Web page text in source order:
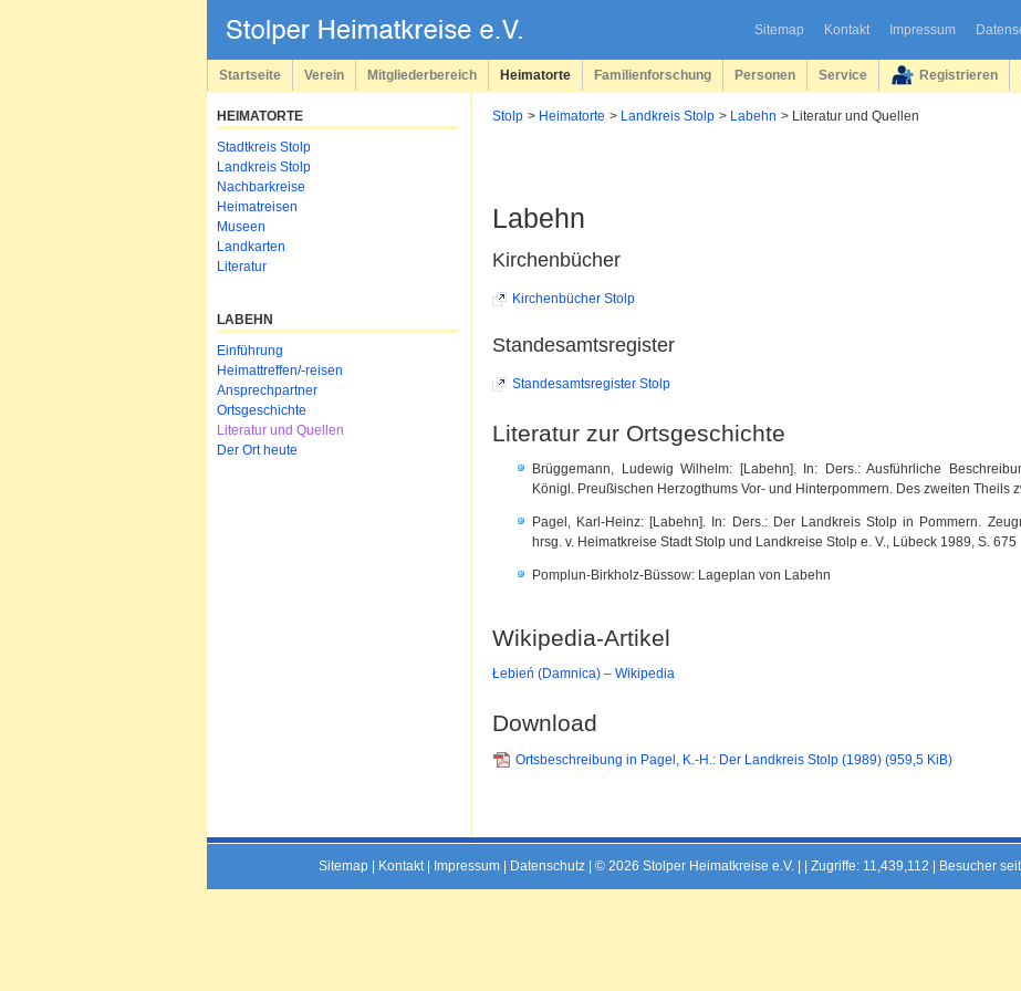
Sitemap Kontakt Impressum
überspringen
Startseite Verein Mitgliederbereich Heimatorte Familienforschung Personen Service Registrieren
Stolp Heimatorte Landkreis Stolp Labehn Literatur und Quellen
Labehn
Kirchenbücher
Kirchenbücher Stolp
Standesamtsregister
Standesamtsregister Stolp
Literatur zur Ortsgeschichte
Brüggemann, Ludewig Wilhelm: [Labehn]. In: Ders.: Ausführliche
Königl. Preußischen Herzogthums Vor- und Hinterpommern. Des zweiten Theils
Pagel, Karl-Heinz: [Labehn]. In: Ders.: Der Landkreis Stolp in Pommern.
hrsg. v. Heimatkreise Stadt Stolp und Landkreise Stolp e. V., Lübeck 1989, S. 675
Pomplun-Birkholz-Büssow: Lageplan von Labehn
Wikipedia-Artikel
Łebień (Damnica) – Wikipedia
Download
Ortsbeschreibung in Pagel, K.-H.: Der Landkreis Stolp (1989) (959,5 KiB)
HEIMATORTE
Navigation
überspringen
Stadtkreis Stolp
Landkreis Stolp
Nachbarkreise
Heimatreisen
Museen
Landkarten
Literatur
LABEHN
Navigation
überspringen
Einführung
Heimattreffen/-reisen
Ansprechpartner
Ortsgeschichte
Literatur und Quellen
Der Ort heute
Sitemap| Kontakt| Impressum| Datenschutz| © 2026 Stolper Heimatkreise e.V. | | Zugriffe: 11,439,112 | Besucher